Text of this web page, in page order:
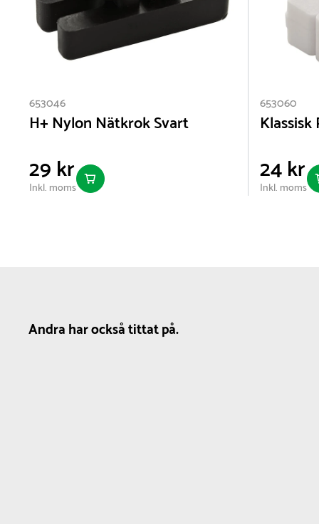
653046
H+ Nylon Nätkrok Svart
29 kr
Inkl. moms
653060
24 kr
Inkl. moms
Andra har också tittat på.